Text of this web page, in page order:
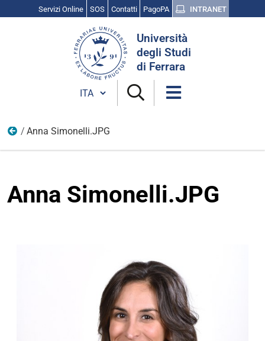
Servizi Online SOS Contatti PagoPA INTRANET
Università
degli Studi
di Ferrara
Cambia lingua
Scienza, cultura e ricerca
Anna Simonelli.JPG
Anna Simonelli.JPG